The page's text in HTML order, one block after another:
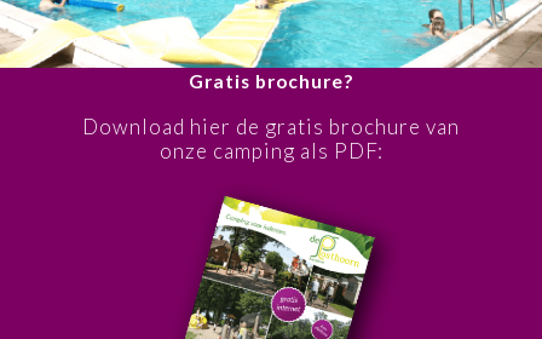
Gratis brochure?
Download hier de gratis brochure van
onze camping als PDF: